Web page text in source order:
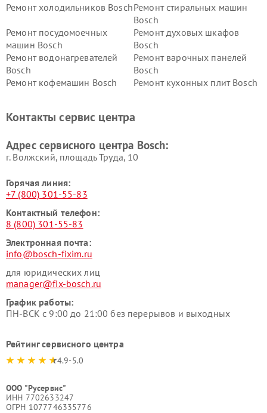
Ремонт холодильников BoschРемонт стиральных машин
Bosch
Ремонт посудомоечных
машин Bosch
Ремонт духовых шкафов
Bosch
Ремонт водонагревателей
Bosch
Ремонт варочных панелей
Bosch
Ремонт кофемашин Bosch
Ремонт кухонных плит Bosch
Ремонт сушильных автоматовРемонт морозильных камер
Контакты сервис центра
Адрес сервисного центра Bosch:
г. Волжский, площадь Труда, 10
Горячая линия:
+7 (800) 301-55-83
Контактный телефон:
8 (800) 301-55-83
Электронная почта:
info@bosch-fixim.ru
для юридических лиц
manager@fix-bosch.ru
График работы:
ПН-ВСК с 9:00 до 21:00 без перерывов и выходных
Рейтинг сервисного центра
4.9-5.0
ООО "Русервис"
ИНН 7702633247
ОГРН 1077746335776